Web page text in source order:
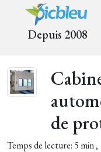
Depuis 2008
de
Temps de lecture: 5 min ,